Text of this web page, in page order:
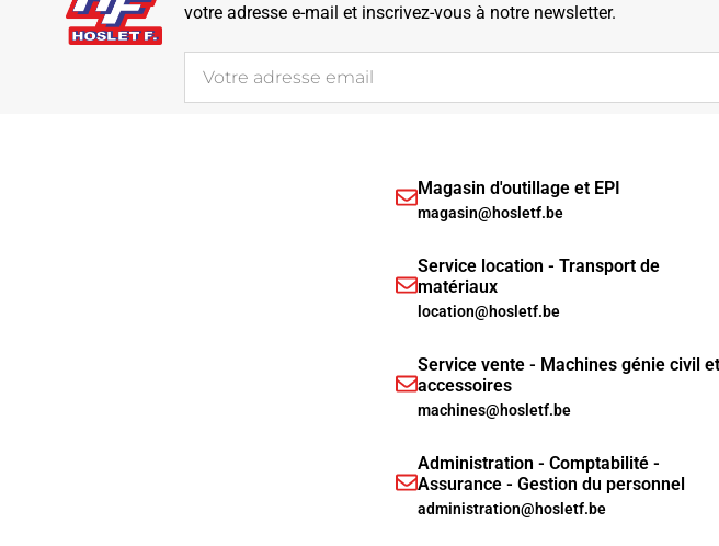
votre adresse e-mail et inscrivez-vous à notre newsletter.
Magasin d'outillage et EPI
magasin@hosletf.be
Service location - Transport de
matériaux
location@hosletf.be
Service vente - Machines génie civil et
accessoires
machines@hosletf.be
Administration - Comptabilité -
Assurance - Gestion du personnel
administration@hosletf.be